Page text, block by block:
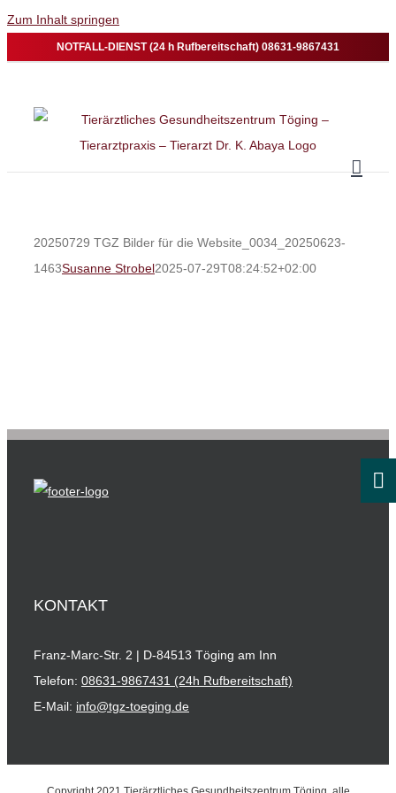
Zum Inhalt springen
NOTFALL-DIENST (24 h Rufbereitschaft) 08631-9867431
20250729 TGZ Bilder für die Website_0034_20250623-
1463Susanne Strobel2025-07-29T08:24:52+02:00
KONTAKT
Franz-Marc-Str. 2 | D-84513 Töging am Inn
Telefon: 08631-9867431 (24h Rufbereitschaft)
E-Mail: info@tgz-toeging.de